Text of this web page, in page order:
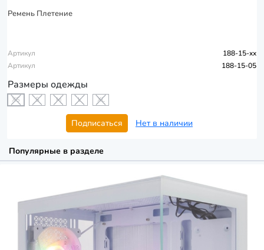
Ремень Плетение
Артикул
188-15-xx
Артикул
188-15-05
Размеры одежды
XS S M L XL
Подписаться Нет в наличии
Популярные в разделе